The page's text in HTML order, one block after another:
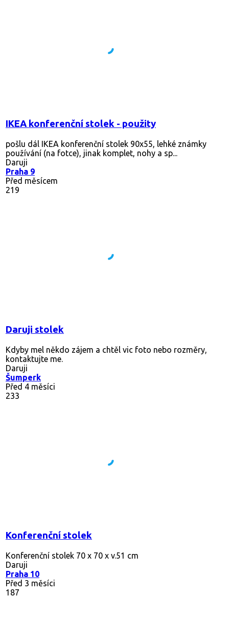
IKEA konferenční stolek - použity
pošlu dál IKEA konferenční stolek 90x55, lehké známky
používání (na fotce), jinak komplet, nohy a sp...
Daruji
Praha 9
Před měsícem
219
Daruji stolek
Kdyby mel někdo zájem a chtěl vic foto nebo rozměry,
kontaktujte me.
Daruji
Šumperk
Před 4 měsíci
233
Konferenční stolek
Konferenční stolek 70 x 70 x v.51 cm
Daruji
Praha 10
Před 3 měsíci
187